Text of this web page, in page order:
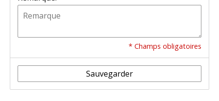
* Champs obligatoires
Sauvegarder